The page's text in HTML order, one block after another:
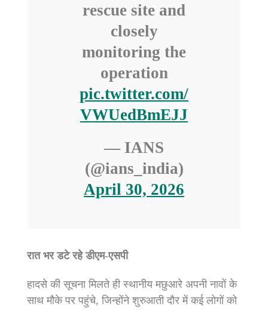
rescue site and
closely
monitoring the
operation
pic.twitter.com/
VWUedBmEJJ
— IANS
(@ians_india)
April 30, 2026
रात भर डटे रहे डीएम-एसपी
हादसे की सूचना मिलते ही स्थानीय मछुआरे अपनी नावों के
साथ मौके पर पहुंचे, जिन्होंने शुरुआती दौर में कई लोगों को